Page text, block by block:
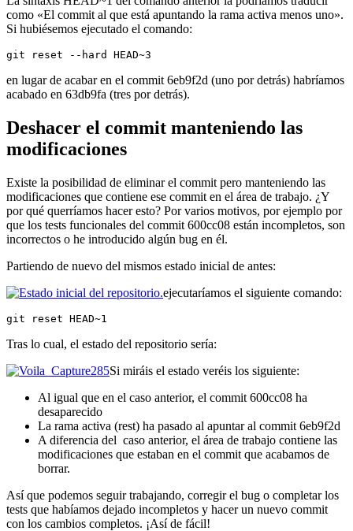
como «El commit al que está apuntando la rama activa menos uno».
Si hubiésemos ejecutado el comando:
git reset --hard HEAD~3
en lugar de acabar en el commit 6eb9f2d (uno por detrás) habríamos
acabado en 63db9fa (tres por detrás).
Deshacer el commit manteniendo las
modificaciones
Existe la posibilidad de eliminar el commit pero manteniendo las
modificaciones que contiene ese commit en el área de trabajo. ¿Y
por qué querríamos hacer esto? Por varios motivos, por ejemplo por
que los tests funcionales del commit 600cc08 están incompletos, son
incorrectos o he introducido algún bug en él.
Partiendo de nuevo del mismos estado inicial de antes:
ejecutaríamos el siguiente comando:
git reset HEAD~1
Tras lo cual, el estado del repositorio sería:
Si miráis el estado veréis los siguiente:
Al igual que en el caso anterior, el commit 600cc08 ha
desaparecido
La rama activa (rest) ha pasado al apuntar al commit 6eb9f2d
A diferencia del caso anterior, el área de trabajo contiene las
modificaciones que estaban en el commit que acabamos de
borrar.
Así que podemos seguir trabajando, corregir el bug o completar los
tests que habíamos dejado incompletos y hacer un nuevo commit
con los cambios completos. ¡Así de fácil!